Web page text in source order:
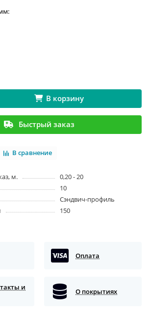
В корзину
Быстрый заказ
В сравнение
м.
0,20 - 20
10
Сэндвич-профиль
150
Оплата
и
О покрытиях